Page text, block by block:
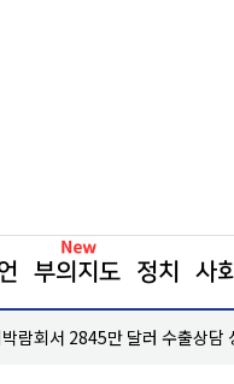
부의지도 정치 사
람회서 2845만 달러 수출상담